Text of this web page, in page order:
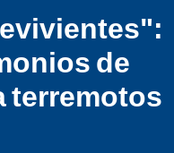
de
terremotos